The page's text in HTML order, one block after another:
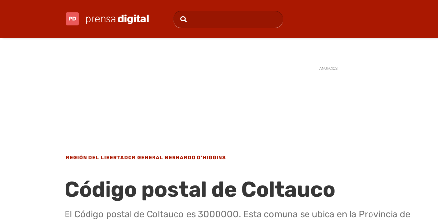
ANUNCIOS
REGIÓN DEL LIBERTADOR GENERAL BERNARDO O’HIGGINS
Código postal de Coltauco
El Código postal de Coltauco es 3000000. Esta comuna se ubica en la Provincia de